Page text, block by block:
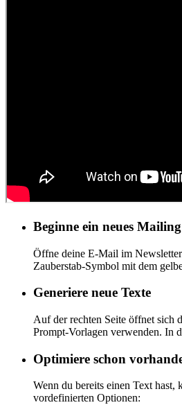
Beginne ein neues Mailing
Öffne deine E-Mail im
Zauberstab-Symbol mit dem
Generiere neue Texte
Auf der rechten Seite öffnet sich
Prompt-Vorlagen verwenden. In
Optimiere schon
Wenn du bereits einen Text hast,
vordefinierten Optionen: